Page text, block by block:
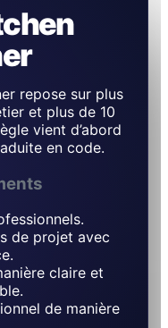
repose sur plus
et plus de 10
vient d’abord
en code.
de projet avec
claire et
de manière